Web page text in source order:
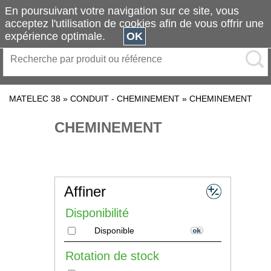
MATELEC 38 » CONDUIT - CHEMINEMENT » CHEMINEMENT
CHEMINEMENT
Affiner
Disponibilité
Disponible
Rotation de stock
En poursuivant votre navigation sur ce site, vous
acceptez l'utilisation de cookies afin de vous offrir une
expérience optimale.
OK